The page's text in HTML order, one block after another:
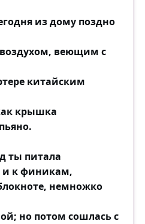
из дому поздно
веющим с
китайским
крышка
ты питала
и к финикам,
немножко
но потом сошлась с